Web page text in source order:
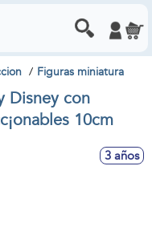
Figuras miniatura
Disney con
10cm
3 años